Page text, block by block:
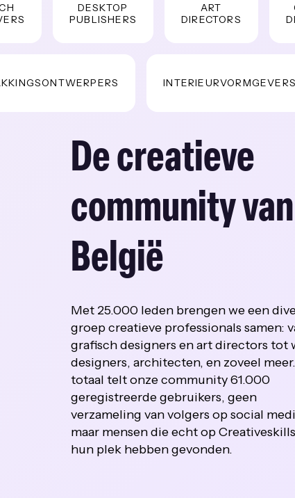
DESKTOP
PUBLISHERS
DIRECTORS
INTERIEURVORMGEVERS
De creatieve
community van
België
Met 25.000 leden brengen we een
groep creatieve professionals samen:
grafisch designers en art directors tot
designers, architecten, en zoveel
totaal telt onze community 61.000
geregistreerde gebruikers, geen
verzameling van volgers op social
maar mensen die echt op
hun plek hebben gevonden.